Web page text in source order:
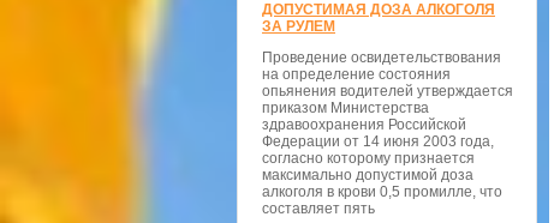
ДОПУСТИМАЯ ДОЗА АЛКОГОЛЯ
ЗА РУЛЕМ
Проведение освидетельствования
на определение состояния
опьянения водителей утверждается
приказом Министерства
здравоохранения Российской
Федерации от 14 июня 2003 года,
согласно которому признается
максимально допустимой доза
алкоголя в крови 0,5 промилле, что
составляет пять